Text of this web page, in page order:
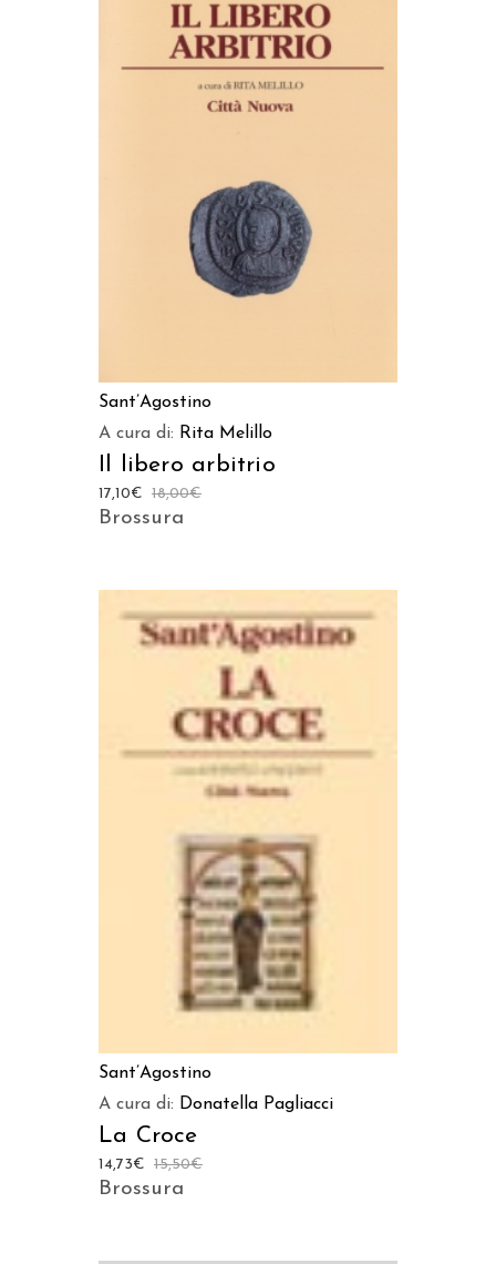
Sant’Agostino
A cura di: Rita Melillo
Il libero arbitrio
18,00€
17,10€
Brossura
Sant’Agostino
A cura di: Donatella Pagliacci
La Croce
15,50€
14,73€
Brossura